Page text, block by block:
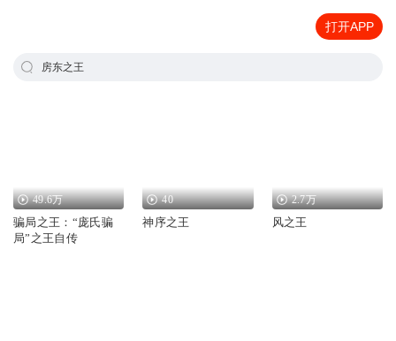
打开APP
房东之王
49.6万
骗局之王：“庞氏骗
局”之王自传
40
神序之王
2.7万
风之王